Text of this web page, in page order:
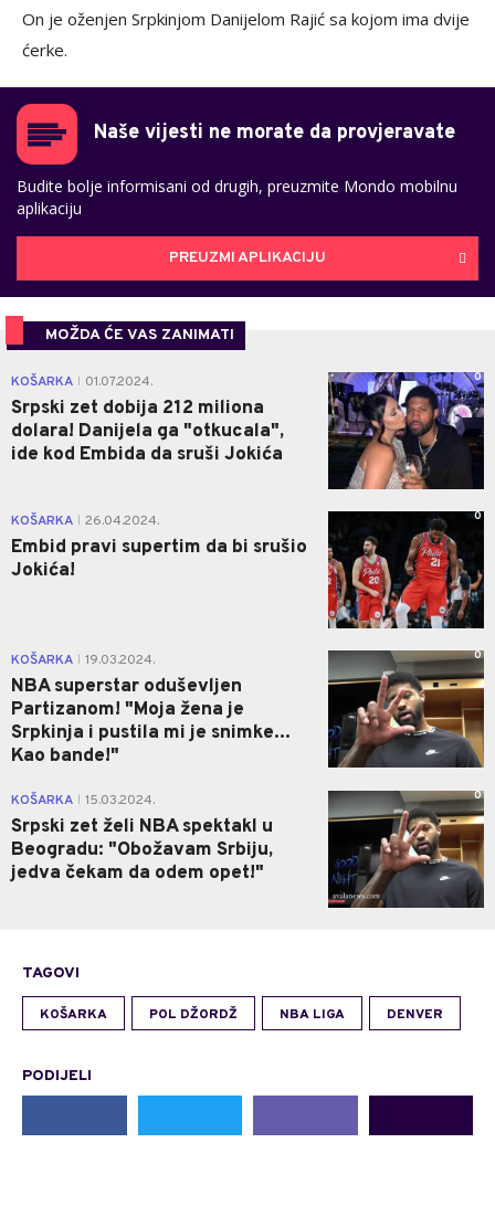
On je oženjen Srpkinjom Danijelom Rajić sa kojom ima dvije
ćerke.
Naše vijesti ne morate da provjeravate
Budite bolje informisani od drugih, preuzmite Mondo mobilnu
aplikaciju
PREUZMI APLIKACIJU
MOŽDA ĆE VAS ZANIMATI
KOŠARKA 01.07.2024.
Srpski zet dobija 212 miliona
dolara! Danijela ga "otkucala",
ide kod Embida da sruši Jokića
0
KOŠARKA 26.04.2024.
Embid pravi supertim da bi srušio
Jokića!
0
KOŠARKA 19.03.2024.
NBA superstar oduševljen
Partizanom! "Moja žena je
Srpkinja i pustila mi je snimke...
Kao bande!"
0
KOŠARKA 15.03.2024.
Srpski zet želi NBA spektakl u
Beogradu: "Obožavam Srbiju,
jedva čekam da odem opet!"
0
TAGOVI
KOŠARKA POL DŽORDŽ NBA LIGA DENVER
PODIJELI